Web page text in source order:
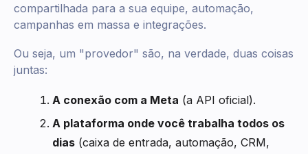
compartilhada para a sua equipe, automação,
campanhas em massa e integrações.
Ou seja, um "provedor" são, na verdade, duas coisas
juntas:
A conexão com a Meta (a API oficial).
A plataforma onde você trabalha todos os
dias (caixa de entrada, automação, CRM,